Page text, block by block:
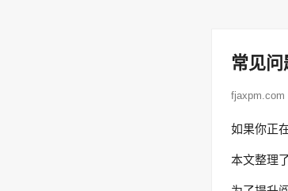
常见
fjaxpm.com
如果你正
本文整理